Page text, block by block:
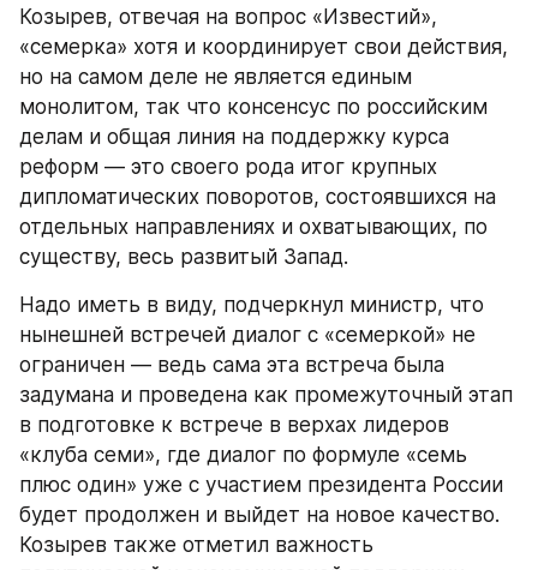
Козырев, отвечая на вопрос «Известий»,
«семерка» хотя и координирует свои действия,
но на самом деле не является единым
монолитом, так что консенсус по российским
делам и общая линия на поддержку курса
реформ — это своего рода итог крупных
дипломатических поворотов, состоявшихся на
отдельных направлениях и охватывающих, по
существу, весь развитый Запад.
Надо иметь в виду, подчеркнул министр, что
нынешней встречей диалог с «семеркой» не
ограничен — ведь сама эта встреча была
задумана и проведена как промежуточный этап
в подготовке к встрече в верхах лидеров
«клуба семи», где диалог по формуле «семь
плюс один» уже с участием президента России
будет продолжен и выйдет на новое качество.
Козырев также отметил важность